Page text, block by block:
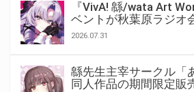
『VivA! 緜/wata Art
ベントが秋葉原ラジオ
2026.07.31
緜先生主宰サークル「
同人作品の期間限定販